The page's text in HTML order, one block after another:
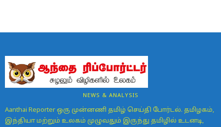
NEWS & ANALYSIS
Aanthai Reporter ஒரு முன்னணி தமிழ் செய்தி போர்டல். தமிழகம்,
இந்தியா மற்றும் உலகம் முழுவதும் இருந்து தமிழில் உடனடி,